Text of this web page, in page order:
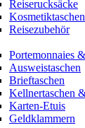
Reiserucksäcke
Reisezubehör
Portemonnaies
Ausweistaschen
Brieftaschen
Kellnertaschen
Karten-Etuis
Geldklammern